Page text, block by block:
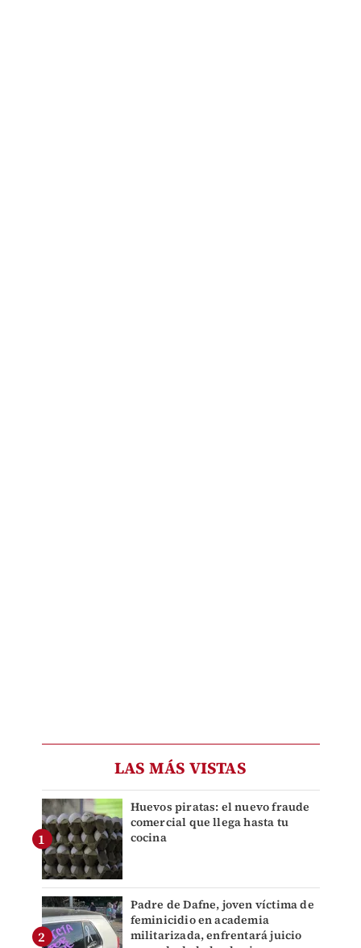
LAS MÁS VISTAS
Huevos piratas: el nuevo fraude
comercial que llega hasta tu
cocina
Padre de Dafne, joven víctima de
feminicidio en academia
militarizada, enfrentará juicio